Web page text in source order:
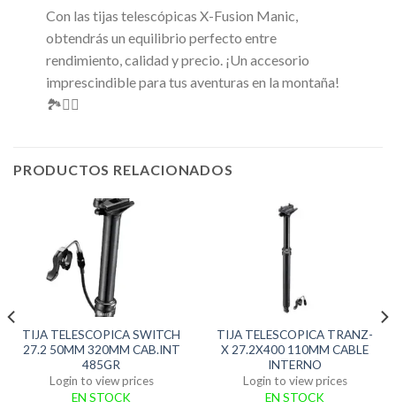
Con las tijas telescópicas X-Fusion Manic,
obtendrás un equilibrio perfecto entre
rendimiento, calidad y precio. ¡Un accesorio
imprescindible para tus aventuras en la montaña!
🏞️🚴‍♀️
PRODUCTOS RELACIONADOS
TIJA TELESCOPICA SWITCH
27.2 50MM 320MM CAB.INT
485GR
Login to view prices
EN STOCK
TIJA TELESCOPICA TRANZ-
X 27.2X400 110MM CABLE
INTERNO
Login to view prices
EN STOCK